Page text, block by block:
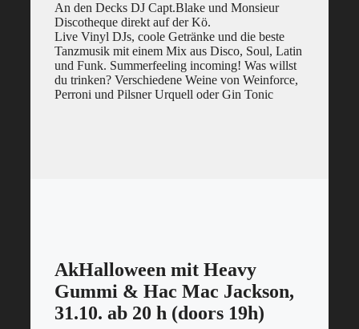
An den Decks DJ Capt.Blake und Monsieur
Discotheque direkt auf der Kö.
Live Vinyl DJs, coole Getränke und die beste
Tanzmusik mit einem Mix aus Disco, Soul, Latin
und Funk. Summerfeeling incoming! Was willst
du trinken? Verschiedene Weine von Weinforce,
Perroni und Pilsner Urquell oder Gin Tonic
AkHalloween mit Heavy
Gummi & Hac Mac Jackson,
31.10. ab 20 h (doors 19h)